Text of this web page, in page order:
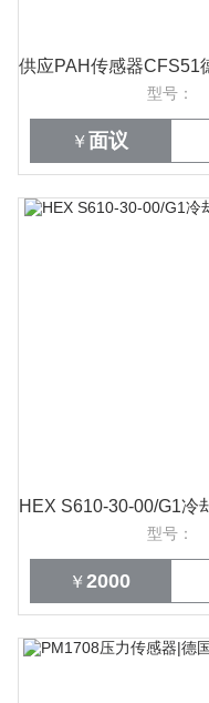
型号：
￥ 面议
型号：
￥2000